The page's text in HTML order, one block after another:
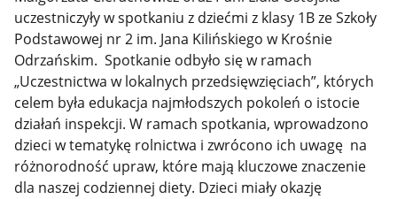
uczestniczyły w spotkaniu z dziećmi z klasy 1B ze Szkoły
Podstawowej nr 2 im. Jana Kilińskiego w Krośnie
Odrzańskim. Spotkanie odbyło się w ramach
„Uczestnictwa w lokalnych przedsięwzięciach”, których
celem była edukacja najmłodszych pokoleń o istocie
działań inspekcji. W ramach spotkania, wprowadzono
dzieci w tematykę rolnictwa i zwrócono ich uwagę na
różnorodność upraw, które mają kluczowe znaczenie
dla naszej codziennej diety. Dzieci miały okazję